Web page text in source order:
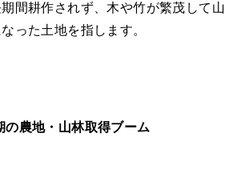
間耕作されず、木や竹が繁茂して山
った土地を指します。
の農地・山林取得ブーム